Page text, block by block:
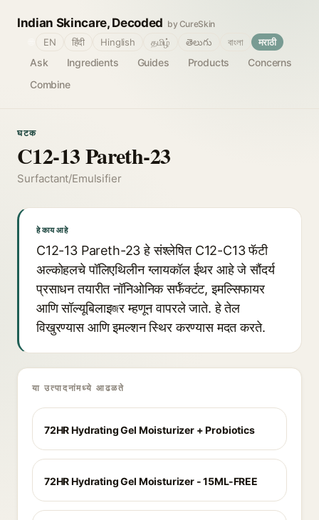
Indian Skincare, Decoded by CureSkin
Ask Ingredients Guides Products
Concerns
Combine
EN हिंदी Hinglish தமிழ் తెలుగు বাংলা मराठी
घटक
C12-13 Pareth-23
Surfactant/Emulsifier
हे काय आहे
C12-13 Pareth-23 हे संश्लेषित C12-C13 फॅटी
अल्कोहलचे पॉलिएथिलीन ग्लायकॉल ईथर आहे जे सौंदर्य
प्रसाधन तयारीत नॉनिओनिक सर्फॅक्टंट, इमल्सिफायर
आणि सॉल्यूबिलाइজर म्हणून वापरले जाते. हे तेल
विखुरण्यास आणि इमल्शन स्थिर करण्यास मदत करते.
या उत्पादनांमध्ये आढळते
72HR Hydrating Gel Moisturizer + Probiotics
72HR Hydrating Gel Moisturizer - 15ML-FREE